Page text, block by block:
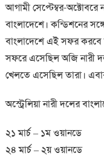
আগামী সেপ্টেম্বর-অক্টোবরে
বাংলাদেশে। কন্ডিশনের
বাংলাদেশে এই সফর করবে
সফরে এসেছিল অজি নারী
খেলতে এসেছিল তারা।
অস্ট্রেলিয়া নারী দলের
২১ মার্চ – ১ম ওয়ানডে
২৪ মার্চ – ২য় ওয়ানডে